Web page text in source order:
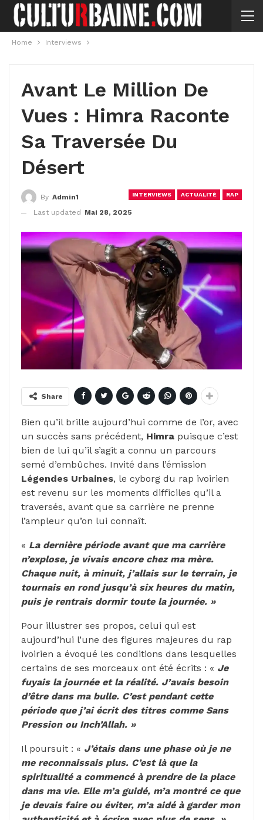
Home Interviews
Avant Le Million De
Vues : Himra Raconte
Sa Traversée Du
Désert
INTERVIEWS ACTUALITÉ RAP
By Admin1
Last updated
Mai 28, 2025
Share
Bien qu’il brille aujourd’hui comme de l’or, avec
un succès sans précédent, Himra puisque c’est
bien de lui qu’il s’agit a connu un parcours
semé d’embûches. Invité dans l’émission
Légendes Urbaines, le cyborg du rap ivoirien
est revenu sur les moments difficiles qu’il a
traversés, avant que sa carrière ne prenne
l’ampleur qu’on lui connaît.
« La dernière période avant que ma carrière
n’explose, je vivais encore chez ma mère.
Chaque nuit, à minuit, j’allais sur le terrain, je
tournais en rond jusqu’à six heures du matin,
puis je rentrais dormir toute la journée. »
Pour illustrer ses propos, celui qui est
aujourd’hui l’une des figures majeures du rap
ivoirien a évoqué les conditions dans lesquelles
certains de ses morceaux ont été écrits : « Je
fuyais la journée et la réalité. J’avais besoin
d’être dans ma bulle. C’est pendant cette
période que j’ai écrit des titres comme Sans
Pression ou Inch’Allah. »
Il poursuit : « J’étais dans une phase où je ne
me reconnaissais plus. C’est là que la
spiritualité a commencé à prendre de la place
dans ma vie. Elle m’a guidé, m’a montré ce que
je devais faire ou éviter, m’a aidé à garder mon